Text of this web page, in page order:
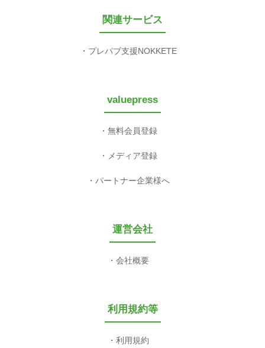
関連サービス
プレパブ支援NOKKETE
valuepress
無料会員登録
メディア登録
パートナー企業様へ
運営会社
会社概要
利用規約等
利用規約